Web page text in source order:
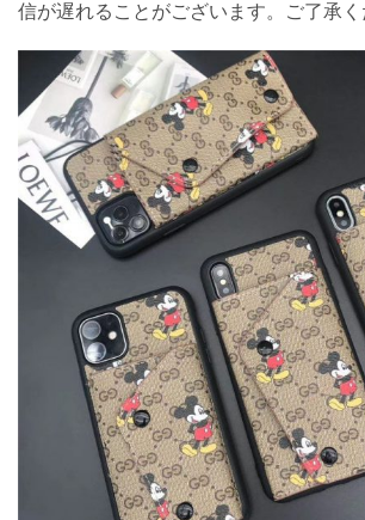
信が遅れることがございます。ご了承く